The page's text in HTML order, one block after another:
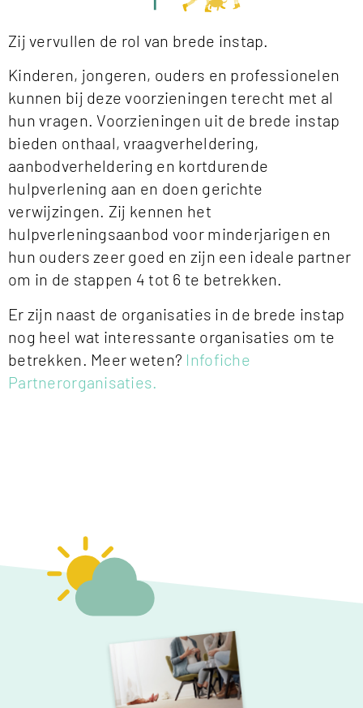
Zij vervullen de rol van brede instap.
Kinderen, jongeren, ouders en professionelen
kunnen bij deze voorzieningen terecht met al
hun vragen. Voorzieningen uit de brede instap
bieden onthaal, vraagverheldering,
aanbodverheldering en kortdurende
hulpverlening aan en doen gerichte
verwijzingen. Zij kennen het
hulpverleningsaanbod voor minderjarigen en
hun ouders zeer goed en zijn een ideale partner
om in de stappen 4 tot 6 te betrekken.
Er zijn naast de organisaties in de brede instap
nog heel wat interessante organisaties om te
betrekken. Meer weten? Infofiche
Partnerorganisaties.